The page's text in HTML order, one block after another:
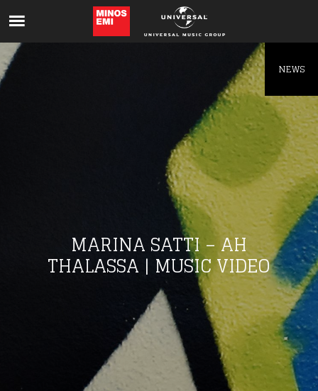
MARINA SATTI – AH
THALASSA | MUSIC VIDEO
NEWS
Like being first?
Get news from your favorite artists before
everyone else.